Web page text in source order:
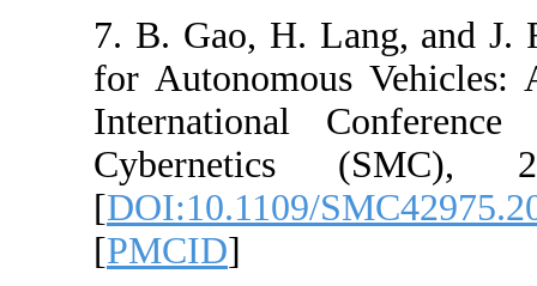
7. B. Gao, H.
for
International
[DOI:10.1109/